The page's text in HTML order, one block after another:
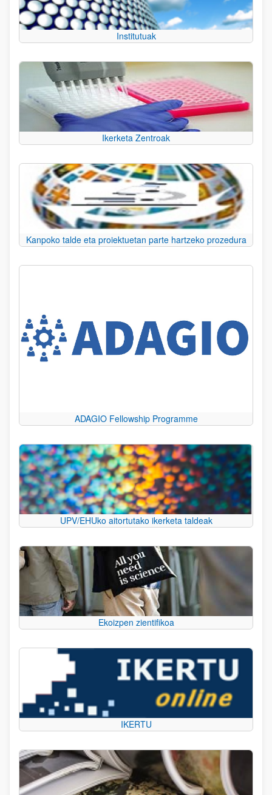
Institutuak
Ikerketa Zentroak
Kanpoko talde eta proiektuetan parte hartzeko prozedura
ADAGIO Fellowship Programme
UPV/EHUko aitortutako ikerketa taldeak
Ekoizpen zientifikoa
IKERTU